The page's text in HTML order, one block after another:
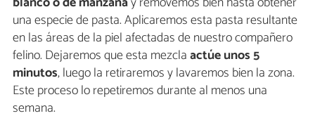
una especie de pasta. Aplicaremos esta pasta resultante
en las áreas de la piel afectadas de nuestro compañero
felino. Dejaremos que esta mezclaactúe unos 5
minutos, luego la retiraremos y lavaremos bien la zona.
Este proceso lo repetiremos durante al menos una
semana.